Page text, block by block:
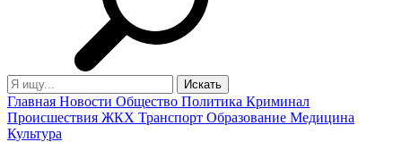
Главная Новости Общество Политика Криминал
Происшествия ЖКХ Транспорт Образование Медицина
Культура